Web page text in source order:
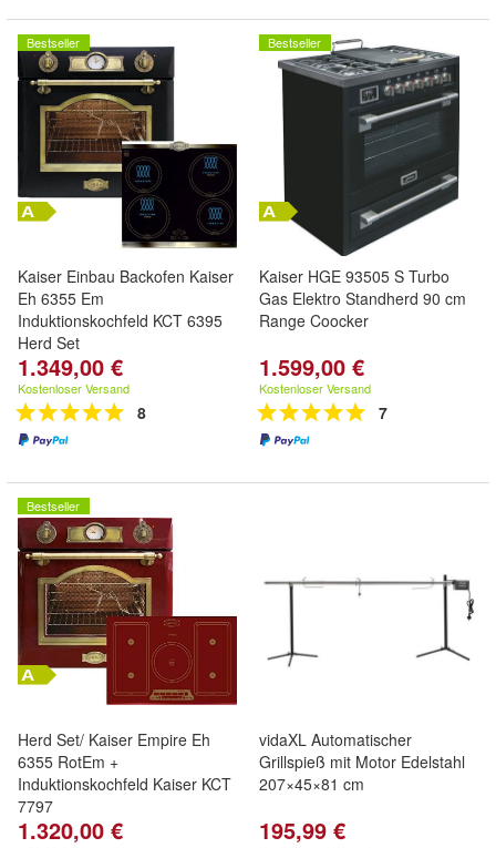
Bestseller
Kaiser Einbau Backofen Kaiser
Eh 6355 Em
Induktionskochfeld KCT 6395
Herd Set
1.349,00 €
Kostenloser Versand
8
Bestseller
Kaiser HGE 93505 S Turbo
Gas Elektro Standherd 90 cm
Range Coocker
1.599,00 €
Kostenloser Versand
7
Bestseller
Herd Set/ Kaiser Empire Eh
6355 RotEm +
Induktionskochfeld Kaiser KCT
7797
1.320,00 €
vidaXL Automatischer
Grillspieß mit Motor Edelstahl
207×45×81 cm
195,99 €